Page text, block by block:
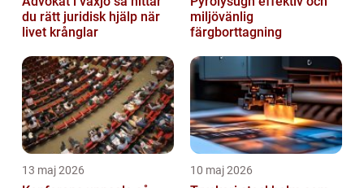
du rätt juridisk hjälp när
livet krånglar
miljövänlig
färgborttagning
13 maj 2026 10 maj 2026